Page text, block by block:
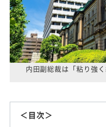
内田副総裁は「粘り強
＜目次＞